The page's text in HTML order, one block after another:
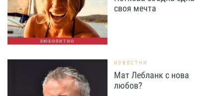
ЛЮБОПИТНО
своя мечта
ИЗВЕСТНИ
Мат Лебланк с нова
любов?